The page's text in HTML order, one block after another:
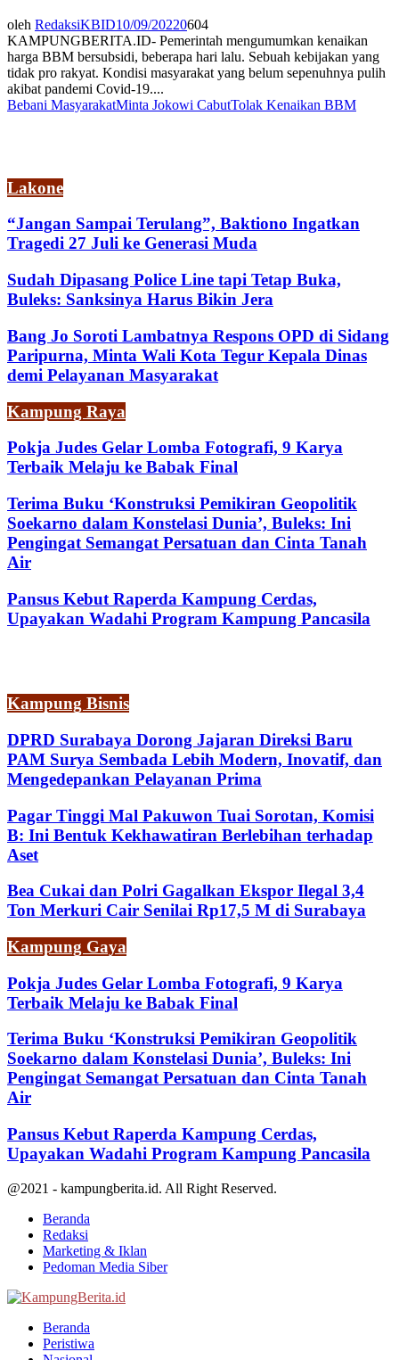
oleh RedaksiKBID10/09/20220604
KAMPUNGBERITA.ID- Pemerintah mengumumkan kenaikan
harga BBM bersubsidi, beberapa hari lalu. Sebuah kebijakan yang
tidak pro rakyat. Kondisi masyarakat yang belum sepenuhnya pulih
akibat pandemi Covid-19....
Bebani MasyarakatMinta Jokowi CabutTolak Kenaikan BBM
Lakone
“Jangan Sampai Terulang”, Baktiono Ingatkan
Tragedi 27 Juli ke Generasi Muda
Sudah Dipasang Police Line tapi Tetap Buka,
Buleks: Sanksinya Harus Bikin Jera
Bang Jo Soroti Lambatnya Respons OPD di Sidang
Paripurna, Minta Wali Kota Tegur Kepala Dinas
demi Pelayanan Masyarakat
Kampung Raya
Pokja Judes Gelar Lomba Fotografi, 9 Karya
Terbaik Melaju ke Babak Final
Terima Buku ‘Konstruksi Pemikiran Geopolitik
Soekarno dalam Konstelasi Dunia’, Buleks: Ini
Pengingat Semangat Persatuan dan Cinta Tanah
Air
Pansus Kebut Raperda Kampung Cerdas,
Upayakan Wadahi Program Kampung Pancasila
Kampung Bisnis
DPRD Surabaya Dorong Jajaran Direksi Baru
PAM Surya Sembada Lebih Modern, Inovatif, dan
Mengedepankan Pelayanan Prima
Pagar Tinggi Mal Pakuwon Tuai Sorotan, Komisi
B: Ini Bentuk Kekhawatiran Berlebihan terhadap
Aset
Bea Cukai dan Polri Gagalkan Ekspor Ilegal 3,4
Ton Merkuri Cair Senilai Rp17,5 M di Surabaya
Kampung Gaya
Pokja Judes Gelar Lomba Fotografi, 9 Karya
Terbaik Melaju ke Babak Final
Terima Buku ‘Konstruksi Pemikiran Geopolitik
Soekarno dalam Konstelasi Dunia’, Buleks: Ini
Pengingat Semangat Persatuan dan Cinta Tanah
Air
Pansus Kebut Raperda Kampung Cerdas,
Upayakan Wadahi Program Kampung Pancasila
@2021 - kampungberita.id. All Right Reserved.
Beranda
Redaksi
Marketing & Iklan
Pedoman Media Siber
Beranda
Peristiwa